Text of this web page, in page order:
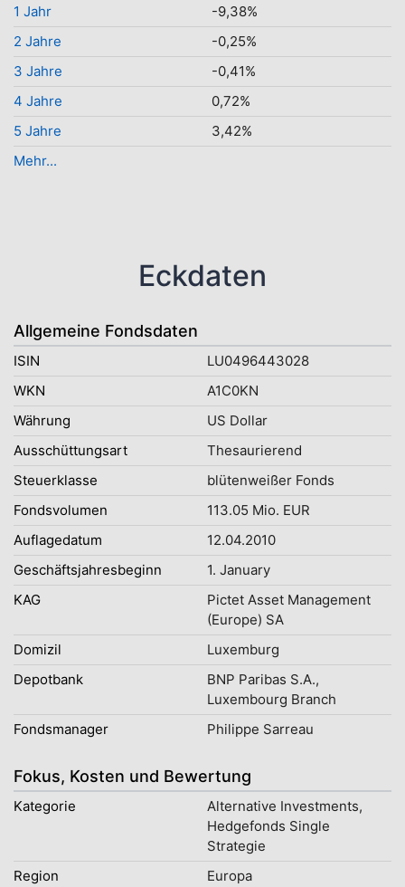
1 Jahr
-9,38%
2 Jahre
-0,25%
3 Jahre
-0,41%
4 Jahre
0,72%
5 Jahre
3,42%
Mehr...
Eckdaten
Allgemeine Fondsdaten
ISIN
LU0496443028
WKN
A1C0KN
Währung
US Dollar
Ausschüttungsart
Thesaurierend
Steuerklasse
blütenweißer Fonds
Fondsvolumen
113.05 Mio. EUR
Auflagedatum
12.04.2010
Geschäftsjahresbeginn
1. January
KAG
Pictet Asset Management
(Europe) SA
Domizil
Luxemburg
Depotbank
BNP Paribas S.A.,
Luxembourg Branch
Fondsmanager
Philippe Sarreau
Fokus, Kosten und Bewertung
Kategorie
Alternative Investments,
Hedgefonds Single
Strategie
Region
Europa